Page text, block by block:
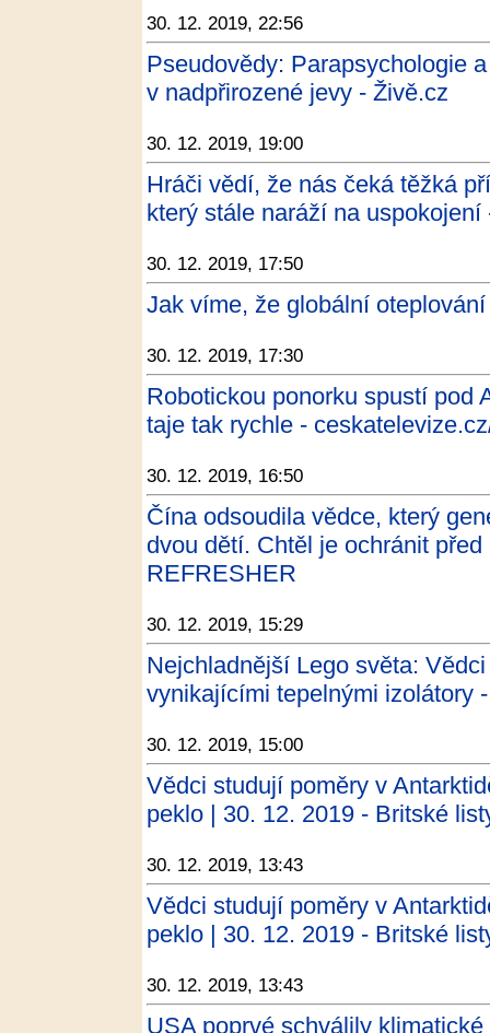
30. 12. 2019, 22:56
Pseudovědy: Parapsychologie
v nadpřirozené jevy - Živě.cz
30. 12. 2019, 19:00
Hráči vědí, že nás čeká těžká
který stále naráží na uspokojení
30. 12. 2019, 17:50
Jak víme, že globální
30. 12. 2019, 17:30
Robotickou ponorku spustí pod
taje tak rychle -
30. 12. 2019, 16:50
Čína odsoudila vědce, který
dvou dětí. Chtěl je ochránit
REFRESHER
30. 12. 2019, 15:29
Nejchladnější Lego světa:
vynikajícími tepelnými izolátory
30. 12. 2019, 15:00
Vědci studují poměry v
peklo | 30. 12. 2019 - Britské
30. 12. 2019, 13:43
Vědci studují poměry v
peklo | 30. 12. 2019 - Britské
30. 12. 2019, 13:43
USA poprvé schválily